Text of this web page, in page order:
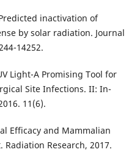
inactivation of
by solar radiation. Journal
14252.
Light-A Promising Tool for
Site Infections. II: In-
11(6).
Efficacy and Mammalian
Radiation Research, 2017.